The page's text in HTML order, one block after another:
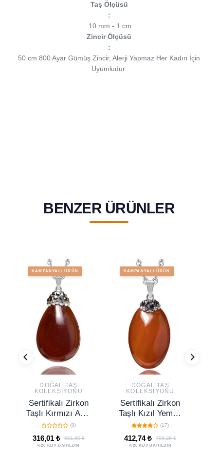
Taş Ölçüsü
:
10 mm - 1 cm
Zincir Ölçüsü
:
50 cm 800 Ayar Gümüş Zincir, Alerji Yapmaz Her Kadın İçin
Uyumludur.
BENZER ÜRÜNLER
KAMPANYALI ÜRÜN
DOĞAL TAŞ
KOLEKSIYONU
Sertifikalı Zirkon
Taşlı Kırmızı Akik
Taşı Kolye
(0)
316,01 ₺ 551,90 ₺
%20 KDV DAHİLDİR
KAMPANYALI ÜRÜN
DOĞAL TAŞ
KOLEKSIYONU
Sertifikalı Zirkon
Taşlı Kızıl Yemen
Akik Taşlı Kolye
(17)
412,74 ₺ 703,26 ₺
%20 KDV DAHİLDİR